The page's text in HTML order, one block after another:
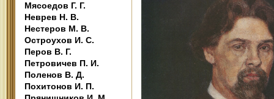
Мясоедов Г. Г.
Неврев Н. В.
Нестеров М. В.
Остроухов И. С.
Перов В. Г.
Петровичев П. И.
Поленов В. Д.
Похитонов И. П.